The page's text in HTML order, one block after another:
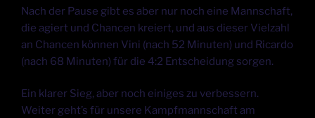
Nach der Pause gibt es aber nur noch eine Mannschaft,
die agiert und Chancen kreiert, und aus dieser Vielzahl
an Chancen können Vini (nach 52 Minuten) und Ricardo
(nach 68 Minuten) für die 4:2 Entscheidung sorgen.
Ein klarer Sieg, aber noch einiges zu verbessern.
Weiter geht’s für unsere Kampfmannschaft am